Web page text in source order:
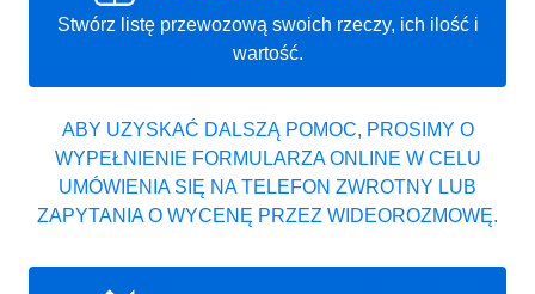
Stwórz listę przewozową swoich rzeczy, ich ilość i
wartość.
ABY UZYSKAĆ DALSZĄ POMOC, PROSIMY O
WYPEŁNIENIE FORMULARZA ONLINE W CELU
UMÓWIENIA SIĘ NA TELEFON ZWROTNY LUB
ZAPYTANIA O WYCENĘ PRZEZ WIDEOROZMOWĘ.